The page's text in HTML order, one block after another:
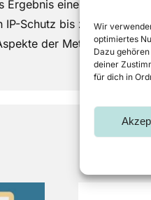
Wir
optimiertes
Dazu
deiner
für dich in
Ergebnis einer
IP-Schutz bis zum
der